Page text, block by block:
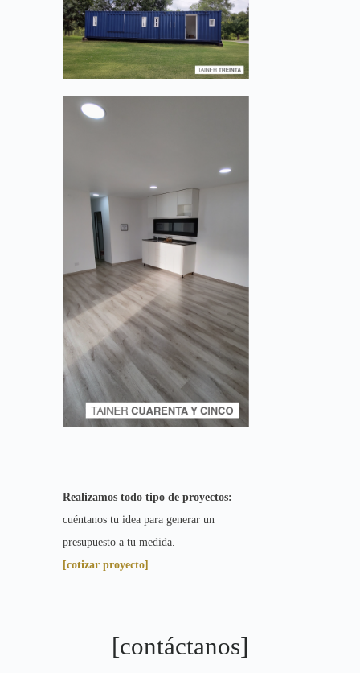
Realizamos todo tipo de proyectos:
cuéntanos tu idea para generar un
presupuesto a tu medida.
[cotizar proyecto]
[contáctanos]